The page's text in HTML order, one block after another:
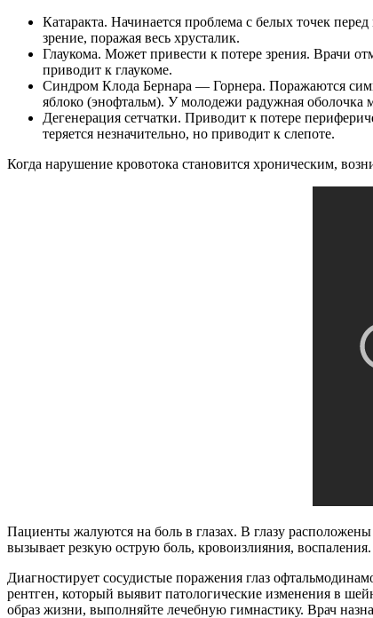
Катаракта. Начинается проблема с белых точек
зрение, поражая весь хрусталик.
Глаукома. Может привести к потере зрения. Врачи
приводит к глаукоме.
Синдром Клода Бернара — Горнера. Поражаются
яблоко (энофтальм). У молодежи радужная оболочка
Дегенерация сетчатки. Приводит к потере
теряется незначительно, но приводит к слепоте.
Когда нарушение кровотока становится хроническим,
Пациенты жалуются на боль в глазах. В глазу
вызывает резкую острую боль, кровоизлияния,
Диагностирует сосудистые поражения глаз
рентген, который выявит патологические изменения в
образ жизни, выполняйте лечебную гимнастику. Врач